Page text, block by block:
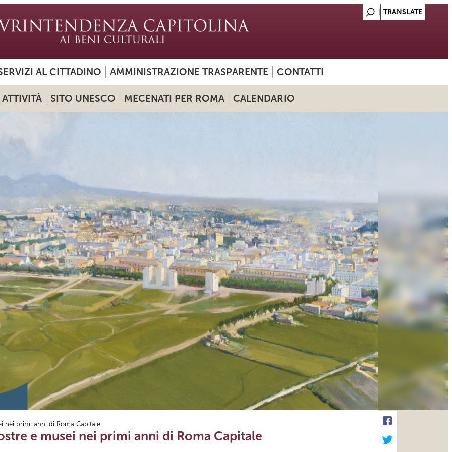
AL CITTADINO AMMINISTRAZIONE TRASPARENTE CONTATTI
ATTIVITÀ SITO UNESCO MECENATI PER ROMA CALENDARIO
nei primi anni di Roma Capitale
e musei nei primi anni di Roma Capitale